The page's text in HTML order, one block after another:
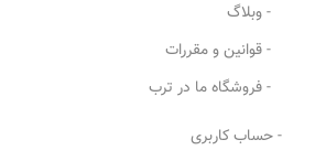
- وبلاگ
- قوانین و مقررات
- فروشگاه ما در ترب
- حساب کاربری